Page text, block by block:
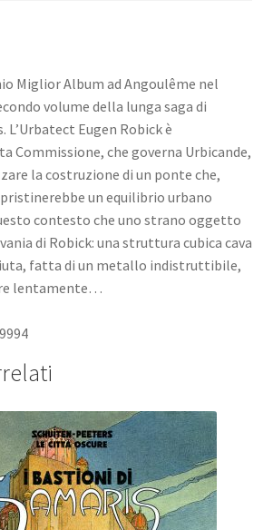
Miglior Album ad Angoulême nel
volume della lunga saga di
L’Urbatect Eugen Robick è
Commissione, che governa Urbicande,
la costruzione di un ponte che,
un equilibrio urbano
contesto che uno strano oggetto
di Robick: una struttura cubica cava
fatta di un metallo indistruttibile,
lentamente…